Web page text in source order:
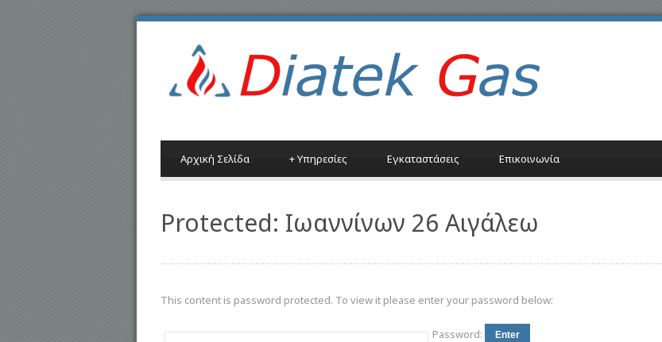
Αρχική Σελίδα Υπηρεσίες
+ Εγκαταστάσεις Επικοινωνία
Protected: Ιωαννίνων 26 Αιγάλεω
This content is password protected. To view it please enter your password below:
Password: